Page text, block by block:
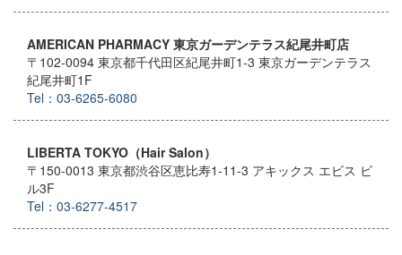
AMERICAN PHARMACY 東京ガーデンテラス紀尾井町店
〒102-0094 東京都千代田区紀尾井町1-3 東京ガーデンテラス
紀尾井町1F
Tel：03-6265-6080
LIBERTA TOKYO（Hair Salon）
〒150-0013 東京都渋谷区恵比寿1-11-3 アキックス エビス ビ
ル3F
Tel：03-6277-4517